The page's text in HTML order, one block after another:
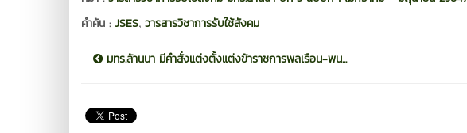
คำค้น :JSES, วารสารวิชาการรับใช้สังคม
มทร.ล้านนา มีคำสั่งแต่งตั้งแต่งข้าราชการพลเรือน-พน...